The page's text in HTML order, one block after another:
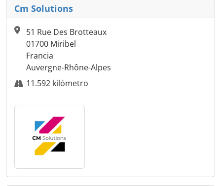
Cm Solutions
51 Rue Des Brotteaux
01700 Miribel
Francia
Auvergne-Rhône-Alpes
11.592 kilómetro